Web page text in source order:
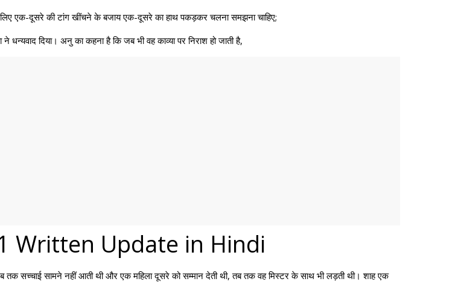
एक-दूसरे की टांग खींचने के बजाय एक-दूसरे का हाथ पकड़कर चलना समझना चाहिए;
दिया। अनु का कहना है कि जब भी वह काव्या पर निराश हो जाती है,
Written Update in Hindi
सच्चाई सामने नहीं आती थी और एक महिला दूसरे को सम्मान देती थी, तब तक वह मिस्टर के साथ भी लड़ती थी। शाह एक